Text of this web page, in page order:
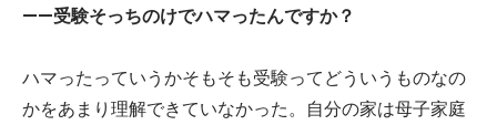
——受験そっちのけでハマったんですか？
ハマったっていうかそもそも受験ってどういうものなの
かをあまり理解できていなかった。自分の家は母子家庭